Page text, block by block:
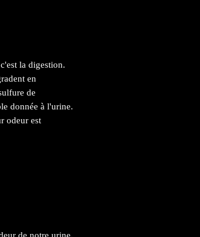
la digestion.
en
de
donnée à l'urine.
odeur est